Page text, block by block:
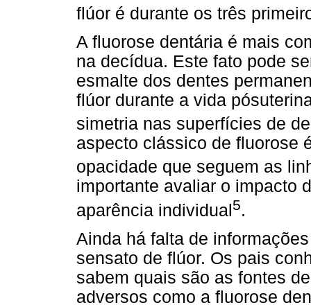
flúor é durante os três
A fluorose dentária é mais
na decídua. Este fato pode
esmalte dos dentes
flúor durante a vida
simetria nas superfícies de
aspecto clássico de fluorose
opacidade que seguem as
importante avaliar o impacto
aparência individual5.
Ainda há falta de
sensato de flúor. Os pais
sabem quais são as fontes
adversos como a fluorose